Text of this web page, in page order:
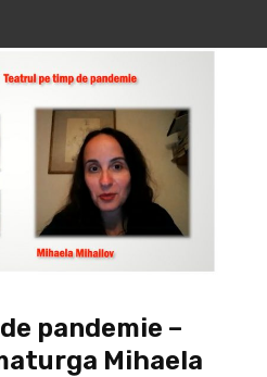
pandemie –
Mihaela